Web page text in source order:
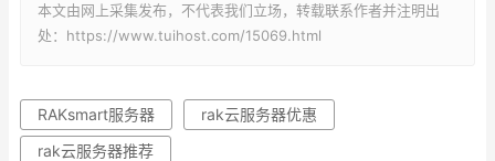
本文由网上采集发布，不代表我们立场，转载联系作者并注明出
处：https://www.tuihost.com/15069.html
RAKsmart服务器
rak云服务器优惠
rak云服务器推荐